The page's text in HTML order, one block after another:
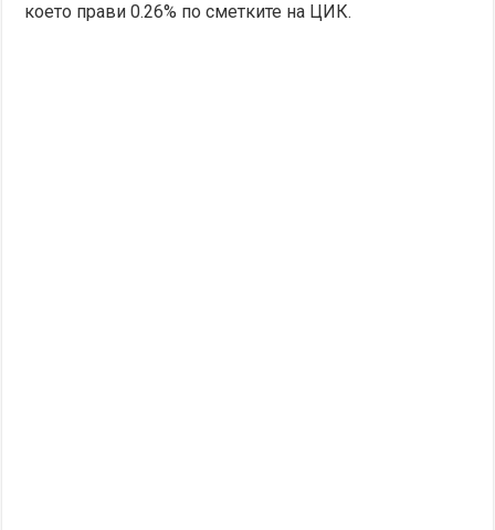
което прави 0.26% по сметките на ЦИК.